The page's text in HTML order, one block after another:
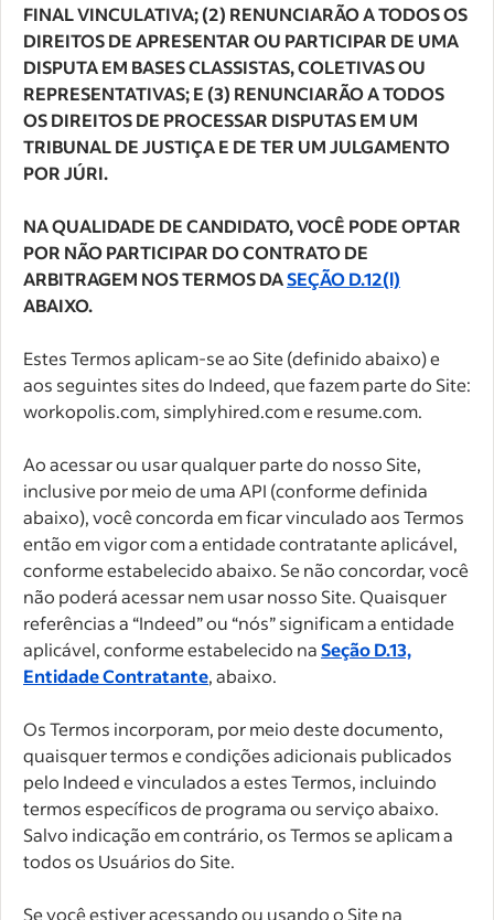
FINAL VINCULATIVA; (2) RENUNCIARÃO A TODOS OS
DIREITOS DE APRESENTAR OU PARTICIPAR DE UMA
DISPUTA EM BASES CLASSISTAS, COLETIVAS OU
REPRESENTATIVAS; E (3) RENUNCIARÃO A TODOS
OS DIREITOS DE PROCESSAR DISPUTAS EM UM
TRIBUNAL DE JUSTIÇA E DE TER UM JULGAMENTO
POR JÚRI.
NA QUALIDADE DE CANDIDATO, VOCÊ PODE OPTAR
POR NÃO PARTICIPAR DO CONTRATO DE
ARBITRAGEM NOS TERMOS DASEÇÃO D.12(l)
ABAIXO.
Estes Termos aplicam-se ao Site (definido abaixo) e
aos seguintes sites do Indeed, que fazem parte do Site:
workopolis.com, simplyhired.com e resume.com.
Ao acessar ou usar qualquer parte do nosso Site,
inclusive por meio de uma API (conforme definida
abaixo), você concorda em ficar vinculado aos Termos
então em vigor com a entidade contratante aplicável,
conforme estabelecido abaixo. Se não concordar, você
não poderá acessar nem usar nosso Site. Quaisquer
referências a “Indeed” ou “nós” significam a entidade
aplicável, conforme estabelecido naSeção D.13,
Entidade Contratante, abaixo.
Os Termos incorporam, por meio deste documento,
quaisquer termos e condições adicionais publicados
pelo Indeed e vinculados a estes Termos, incluindo
termos específicos de programa ou serviço abaixo.
Salvo indicação em contrário, os Termos se aplicam a
todos os Usuários do Site.
Se você estiver acessando ou usando o Site na